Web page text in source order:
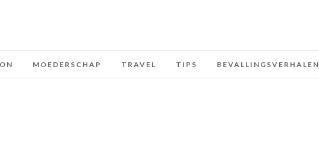
MOEDERSCHAP TRAVEL TIPS BEVALLINGSVERHALEN